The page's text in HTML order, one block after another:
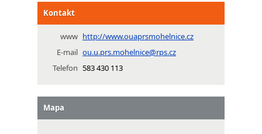
Kontakt
www http://www.ouaprsmohelnice.cz
E-mail ou.u.prs.mohelnice@rps.cz
Telefon 583 430 113
Mapa